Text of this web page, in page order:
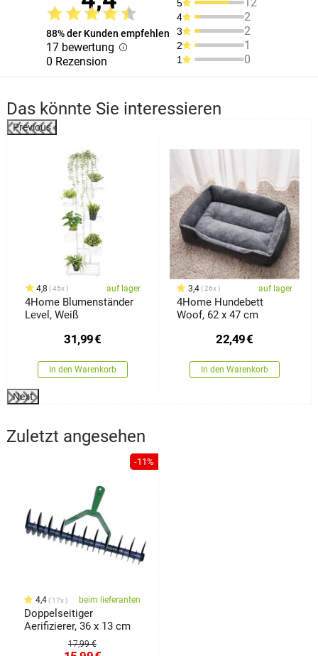
88% der Kunden empfehlen
17 bewertung
0 Rezension
5
4 2
3 2
2 1
1 0
Das könnte Sie interessieren
Previous
4,8 45x auf lager
4Home Blumenständer
Level, Weiß
31,99€
In den Warenkorb
3,4 26x auf lager
4Home Hundebett
Woof, 62 x 47 cm
22,49€
In den Warenkorb
Next
Zuletzt angesehen
-11%
4,4 17x beim lieferanten
Doppelseitiger
Aerifizierer, 36 x 13 cm
17,99 €